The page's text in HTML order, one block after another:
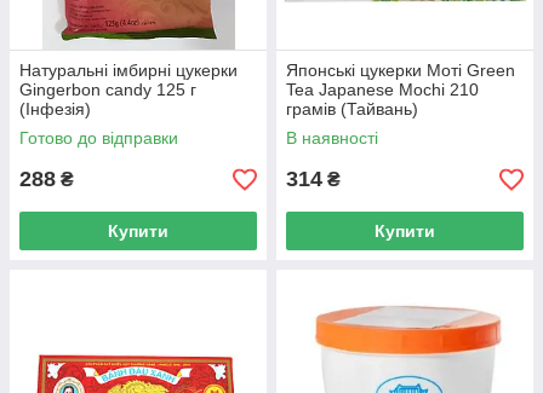
Натуральні імбирні цукерки
Gingerbon candy 125 г
(Інфезія)
Готово до відправки
288 ₴
Купити
Японські цукерки Моті Green
Tea Japanese Mochi 210
грамів (Тайвань)
В наявності
314 ₴
Купити